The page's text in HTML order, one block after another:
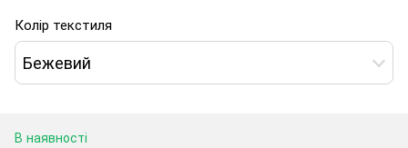
Колір текстиля
Бежевий
В наявності